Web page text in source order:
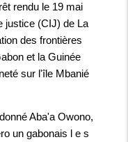
rendu le 19 mai
justice (CIJ) de La
des frontières
et la Guinée
sur l'île Mbanié
Aba'a Owono,
un gabonais l e s